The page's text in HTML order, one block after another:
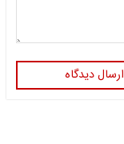
ارسال دیدگاه